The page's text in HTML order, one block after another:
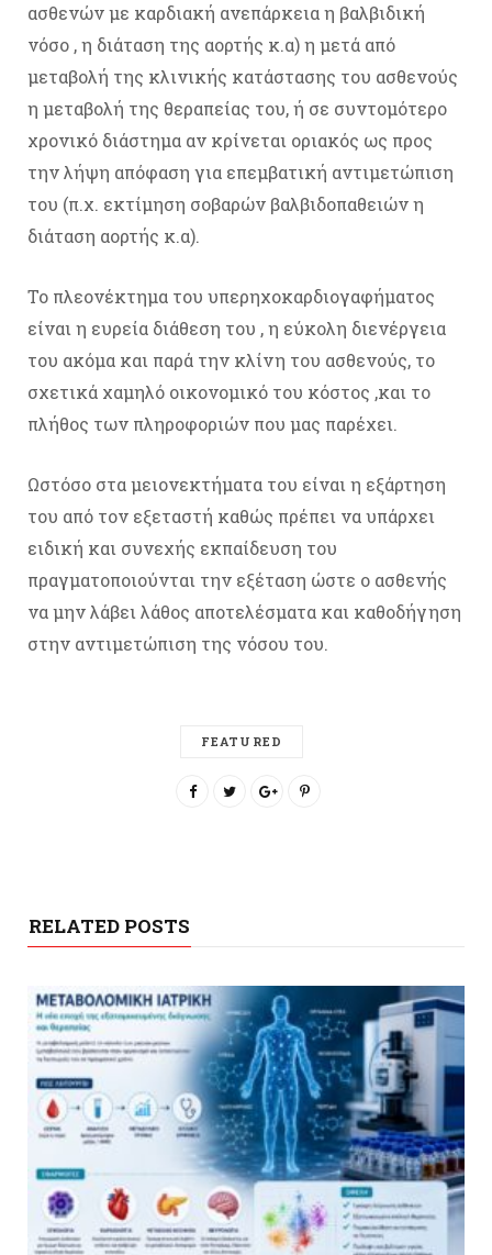
ασθενών με καρδιακή ανεπάρκεια η βαλβιδική
νόσο , η διάταση της αορτής κ.α) η μετά από
μεταβολή της κλινικής κατάστασης του ασθενούς
η μεταβολή της θεραπείας του, ή σε συντομότερο
χρονικό διάστημα αν κρίνεται οριακός ως προς
την λήψη απόφαση για επεμβατική αντιμετώπιση
του (π.χ. εκτίμηση σοβαρών βαλβιδοπαθειών η
διάταση αορτής κ.α).
Το πλεονέκτημα του υπερηχοκαρδιογαφήματος
είναι η ευρεία διάθεση του , η εύκολη διενέργεια
του ακόμα και παρά την κλίνη του ασθενούς, το
σχετικά χαμηλό οικονομικό του κόστος ,και το
πλήθος των πληροφοριών που μας παρέχει.
Ωστόσο στα μειονεκτήματα του είναι η εξάρτηση
του από τον εξεταστή καθώς πρέπει να υπάρχει
ειδική και συνεχής εκπαίδευση του
πραγματοποιούνται την εξέταση ώστε ο ασθενής
να μην λάβει λάθος αποτελέσματα και καθοδήγηση
στην αντιμετώπιση της νόσου του.
FEATURED
RELATED POSTS